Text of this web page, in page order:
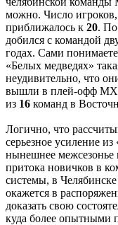
можно. Число
приближалось к 20. По
добился с командой
годах. Сами
«Белых медведях»
неудивительно, что
вышли в плей-офф
из 16 команд в
Логично, что
серьезное усиление
нынешнее межсезонье
притока новичков в
системы, в
окажется в
доказать свою
куда более опытными